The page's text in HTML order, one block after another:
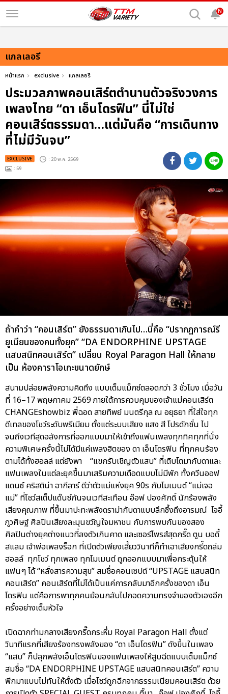
N
แกลเลอรี
หน้าแรก exclusive แกลเลอรี
ประมวลภาพคอนเสิร์ตตำนานตัวจริงวงการ
เพลงไทย “ดา เอ็นโดรฟิน” นี่ไม่ใช่
คอนเสิร์ตธรรมดา…แต่มันคือ “การเดินทาง
ที่ไม่มีวันจบ”
EXCLUSIVE : 20 พ.ค. 2569
: 59
ถ้าคำว่า “คอนเสิร์ต” ยังธรรมดาเกินไป…นี่คือ “ปรากฏการณ์รี
ยูเนียนของคนทั้งยุค” “DA ENDORPHINE UPSTAGE
แสบสนิทคอนเสิร์ต” เปลี่ยน Royal Paragon Hall ให้กลาย
เป็น ห้องคาราโอเกะขนาดยักษ์
สนามปล่อยพลังความคิดถึง แบบเต็มแม็กซ์ตลอดกว่า 3 ชั่วโมง เมื่อวัน
ที่ 16–17 พฤษภาคม 2569 ภายใต้การควบคุมของเจ้าแม่คอนเสิร์ต
CHANGEshowbiz พี่ฉอด สายทิพย์ มนตรีกุล ณ อยุธยา ที่ใส่ใจทุก
ดีเทลของโชว์ระดับพรีเมียม ตั้งแต่ระบบเสียง แสง สี โปรดักชั่น ไป
จนถึงเวทีสุดอลังการที่ออกแบบมาให้เข้าถึงแฟนเพลงทุกทิศทุกที่นั่ง
ความพิเศษครั้งนี้ไม่ได้มีแค่เพลงฮิตของ ดา เอ็นโดรฟิน ที่ทุกคนร้อง
ตามได้ทั้งฮอลล์ แต่ยังพา “แขกรับเชิญตัวแสบ” ที่เติบโตมากับดาและ
แฟนเพลงในแต่ละยุคขึ้นมาเสริมความเดือดแบบไม่มีพัก ทั้งควีนออฟ
แดนซ์ คริสติน่า อากีลาร์ ดีว่าตัวแม่แห่งยุค 90s กับโมเมนต์ “แม่เจอ
แม่” ที่โชว์สเต็ปแด๊นซ์กันจนเวทีสะเทือน อ๊อฟ ปองศักดิ์ นักร้องพลัง
เสียงคุณภาพ ที่ขึ้นมาปะทะพลังดราม่ากับดาแบบลึกซึ้งถึงอารมณ์ โจอี้
ภูวศิษฐ์ ศิลปินเสียงละมุนขวัญใจมหาชน กับการพบกันของสอง
ศิลปินต่างยุคต่างแนวที่ลงตัวเกินคาด และเซอร์ไพรส์สุดกรี๊ด ตูน บอดี้
สแลม เจ้าพ่อเพลงร็อก ที่เปิดตัวเพียงเสี้ยววินาทีก็ทำเอาเสียงกรี๊ดถล่ม
ฮอลล์ ทุกโชว์ ทุกเพลง ทุกโมเมนต์ ถูกออกแบบมาเพื่อกระตุ้นให้
แฟนๆ ได้ “หลั่งสารความสุข” สมชื่อคอนเซปต์ “UPSTAGE แสบสนิท
คอนเสิร์ต” คอนเสิร์ตที่ไม่ได้เป็นแค่การกลับมาอีกครั้งของดา เอ็น
โดรฟิน แต่คือการพาทุกคนย้อนกลับไปกอดความทรงจำของตัวเองอีก
ครั้งอย่างเต็มหัวใจ
เปิดฉากท่ามกลางเสียงกรี๊ดกระหึ่ม Royal Paragon Hall ตั้งแต่
วินาทีแรกที่เสียงร้องทรงพลังของ “ดา เอ็นโดรฟิน” ดังขึ้นในเพลง
“แสบ” ก็ปลุกพลังเอ็นโดรฟินของแฟนเพลงให้สูบฉีดแบบเต็มแม็กซ์
สมชื่อ “DA ENDORPHINE UPSTAGE แสบสนิทคอนเสิร์ต” ความ
พีกมาแบบไม่ทันให้ตั้งตัว เมื่อโชว์ถูกฉีกจากธรรมเนียมคอนเสิร์ต ด้วย